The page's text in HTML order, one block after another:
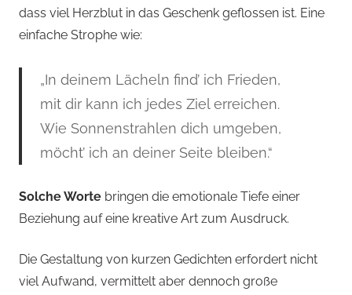
dass viel Herzblut in das Geschenk geflossen ist. Eine
einfache Strophe wie:
„In deinem Lächeln find’ ich Frieden,
mit dir kann ich jedes Ziel erreichen.
Wie Sonnenstrahlen dich umgeben,
möcht’ ich an deiner Seite bleiben.“
Solche Worte bringen die emotionale Tiefe einer
Beziehung auf eine kreative Art zum Ausdruck.
Die Gestaltung von kurzen Gedichten erfordert nicht
viel Aufwand, vermittelt aber dennoch große